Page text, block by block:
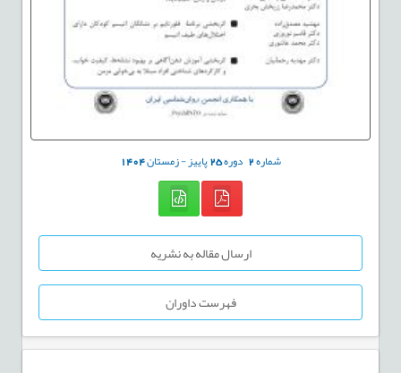
شماره2 دوره25پاییز - زمستان1404
ارسال مقاله به نشریه
فهرست داوران